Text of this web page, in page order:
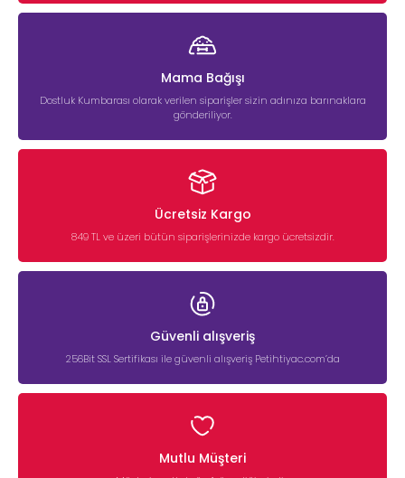
Mama Bağışı
Dostluk Kumbarası olarak verilen siparişler sizin adınıza barınaklara
gönderiliyor.
Ücretsiz Kargo
849 TL ve üzeri bütün siparişlerinizde kargo ücretsizdir.
Güvenli alışveriş
256Bit SSL Sertifikası ile güvenli alışveriş Petihtiyac.com’da
Mutlu Müşteri